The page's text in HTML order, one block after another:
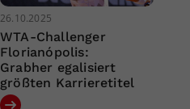
26.10.2025
WTA-Challenger
Florianópolis:
Grabher egalisiert
größten Karrieretitel